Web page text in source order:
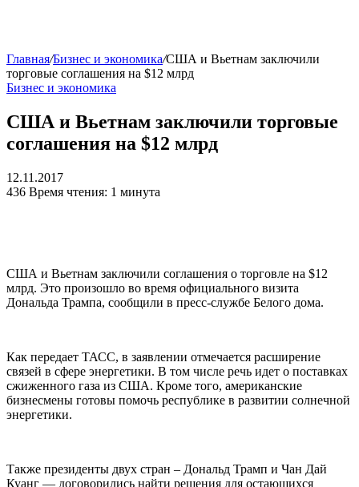
Главная/Бизнес и экономика/США и Вьетнам заключили
торговые соглашения на $12 млрд
Бизнес и экономика
США и Вьетнам заключили торговые
соглашения на $12 млрд
12.11.2017
436 Время чтения: 1 минута
США и Вьетнам заключили соглашения о торговле на $12
млрд. Это произошло во время официального визита
Дональда Трампа, сообщили в пресс-службе Белого дома.
Как передает ТАСС, в заявлении отмечается расширение
связей в сфере энергетики. В том числе речь идет о поставках
сжиженного газа из США. Кроме того, американские
бизнесмены готовы помочь республике в развитии солнечной
энергетики.
Также президенты двух стран – Дональд Трамп и Чан Дай
Куанг — договорились найти решения для остающихся